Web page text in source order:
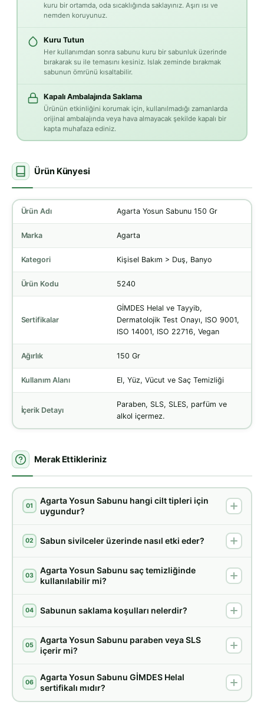
kuru bir ortamda, oda sıcaklığında saklayınız. Aşırı ısı ve
nemden koruyunuz.
Kuru Tutun
Her kullanımdan sonra sabunu kuru bir sabunluk üzerinde
bırakarak su ile temasını kesiniz. Islak zeminde bırakmak
sabunun ömrünü kısaltabilir.
Kapalı Ambalajında Saklama
Ürünün etkinliğini korumak için, kullanılmadığı zamanlarda
orijinal ambalajında veya hava almayacak şekilde kapalı bir
kapta muhafaza ediniz.
Ürün Künyesi
Ürün Adı Agarta Yosun Sabunu 150 Gr
Marka Agarta
Kategori Kişisel Bakım > Duş, Banyo
Ürün Kodu 5240
Sertifikalar
GİMDES Helal ve Tayyib,
Dermatolojik Test Onayı, ISO 9001,
ISO 14001, ISO 22716, Vegan
Ağırlık 150 Gr
Kullanım Alanı El, Yüz, Vücut ve Saç Temizliği
İçerik Detayı
Paraben, SLS, SLES, parfüm ve
alkol içermez.
Merak Ettikleriniz
01
Agarta Yosun Sabunu hangi cilt tipleri için
uygundur?
02 Sabun sivilceler üzerinde nasıl etki eder?
03
Agarta Yosun Sabunu saç temizliğinde
kullanılabilir mi?
04 Sabunun saklama koşulları nelerdir?
05
Agarta Yosun Sabunu paraben veya SLS
içerir mi?
06
Agarta Yosun Sabunu GİMDES Helal
sertifikalı mıdır?